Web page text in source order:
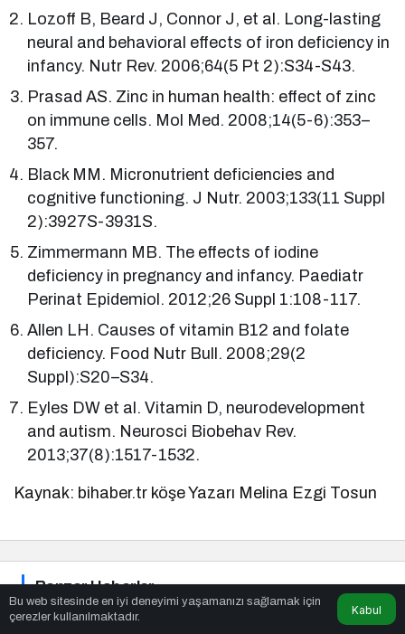
Lozoff B, Beard J, Connor J, et al. Long-lasting
neural and behavioral effects of iron deficiency in
infancy. Nutr Rev. 2006;64(5 Pt 2):S34-S43.
Prasad AS. Zinc in human health: effect of zinc
on immune cells. Mol Med. 2008;14(5-6):353–
357.
Black MM. Micronutrient deficiencies and
cognitive functioning. J Nutr. 2003;133(11 Suppl
2):3927S-3931S.
Zimmermann MB. The effects of iodine
deficiency in pregnancy and infancy. Paediatr
Perinat Epidemiol. 2012;26 Suppl 1:108-117.
Allen LH. Causes of vitamin B12 and folate
deficiency. Food Nutr Bull. 2008;29(2
Suppl):S20–S34.
Eyles DW et al. Vitamin D, neurodevelopment
and autism. Neurosci Biobehav Rev.
2013;37(8):1517-1532.
Kaynak: bihaber.tr köşe Yazarı Melina Ezgi Tosun
Benzer Haberler
Bu web sitesinde en iyi deneyimi yaşamanızı sağlamak için
çerezler kullanılmaktadır.
Kabul